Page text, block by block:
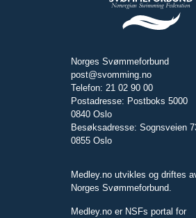
Norges Svømmeforbund
post@svomming.no
Telefon: 21 02 90 00
Postadresse: Postboks 5000
0840 Oslo
Besøksadresse: Sognsveien
0855 Oslo
Medley.no utvikles og driftes
Norges Svømmeforbund.
Medley.no er NSFs portal for